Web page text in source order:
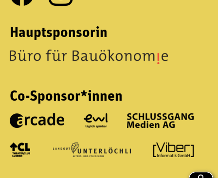
Hauptsponsorin
Co-Sponsor*innen